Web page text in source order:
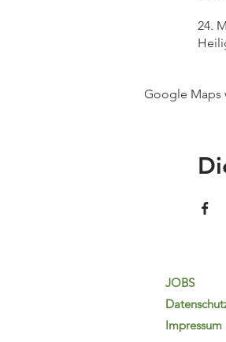
24.
Google Maps
JOBS
Impressum